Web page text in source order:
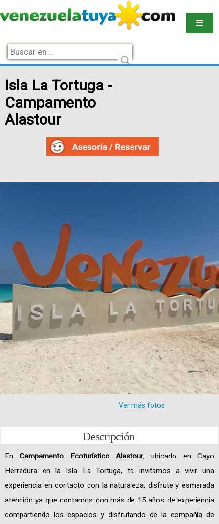
Isla La Tortuga -
Campamento
Alastour
Ver más fotos
Descripción
EnCampamento Ecoturístico Alastour, ubicado en Cayo
Herradura en la Isla La Tortuga, te invitamos a vivir una
experiencia en contacto con la naturaleza, disfrute y esmerada
atención ya que contamos con más de 15 años de experiencia
compartiendo los espacios y disfrutando de la compañía de